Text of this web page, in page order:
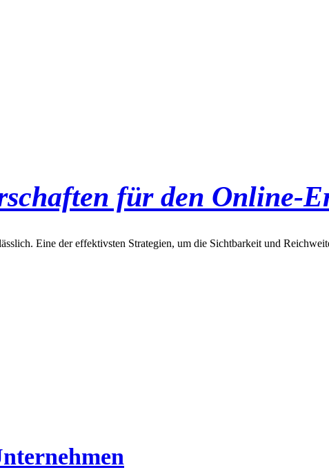
für den Online-
Eine der effektivsten Strategien, um die Sichtbarkeit und